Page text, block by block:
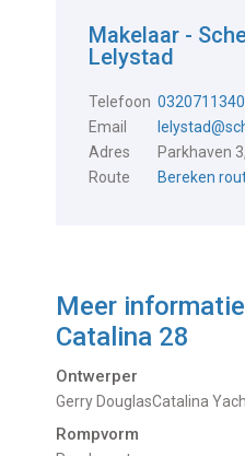
Makelaar -
Lelystad
Telefoon 0320711340
Email
Adres
Parkhaven
Route
Bereken
Meer
Catalina 28
Ontwerper
Gerry DouglasCatalina
Rompvorm